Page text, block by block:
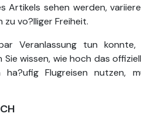
Artikels sehen werden,
zu vo?lliger Freiheit.
Veranlassung tun
wissen, wie hoch das
Flugreisen nutzen,